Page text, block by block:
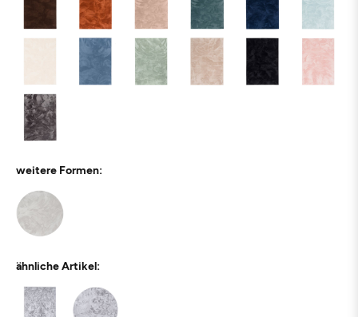
weitere Formen:
ähnliche Artikel: